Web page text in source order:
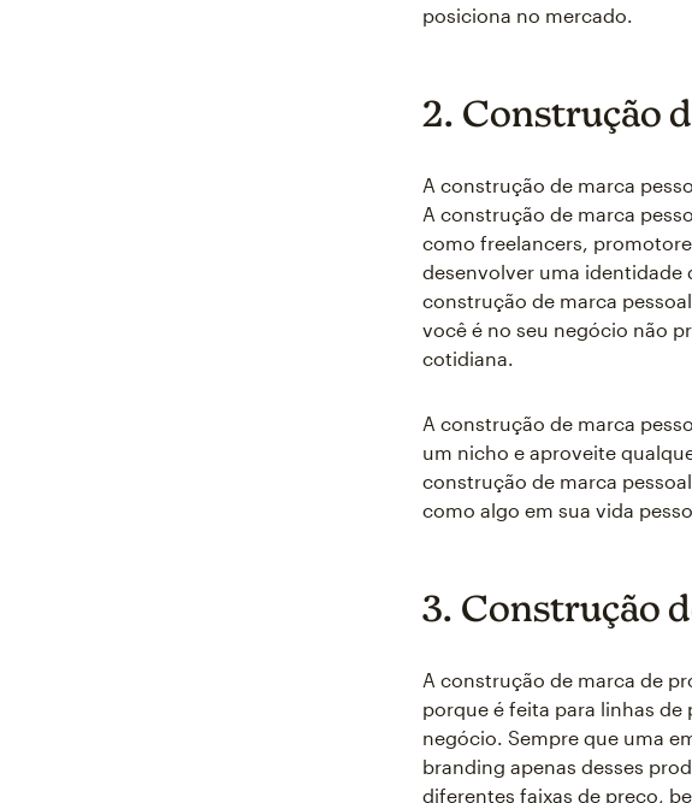
posiciona no mercado.
2. Construção
A construção de marca
A construção de marca
como freelancers,
desenvolver uma identidade
construção de marca
você é no seu negócio não
cotidiana.
A construção de marca
um nicho e aproveite
construção de marca
como algo em sua vida
3. Construção
A construção de marca de
porque é feita para linhas
negócio. Sempre que uma
branding apenas desses
diferentes faixas de preço,